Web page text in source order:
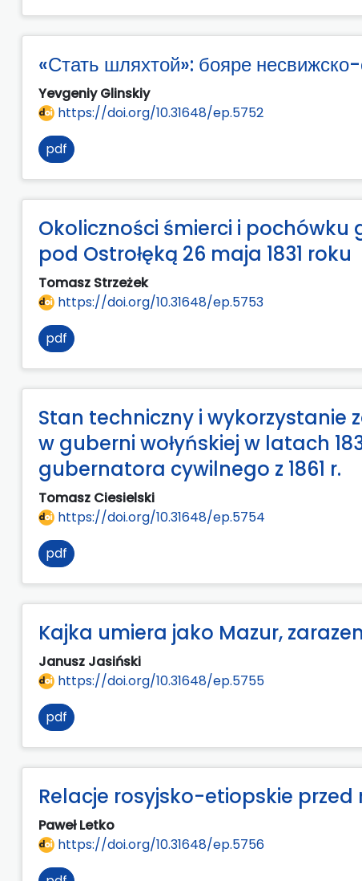
«Стать шляхтой»: бояре
Yevgeniy Glinskiy
https://doi.org/10.31648/ep.5752
pdf
Okoliczności śmierci i pochówku
pod Ostrołęką 26 maja 1831 roku
Tomasz Strzeżek
https://doi.org/10.31648/ep.5753
pdf
Stan techniczny i
w guberni wołyńskiej w latach
gubernatora cywilnego z 1861 r.
Tomasz Ciesielski
https://doi.org/10.31648/ep.5754
pdf
Kajka umiera jako Mazur,
Janusz Jasiński
https://doi.org/10.31648/ep.5755
pdf
Relacje rosyjsko-etiopskie przed
Paweł Letko
https://doi.org/10.31648/ep.5756